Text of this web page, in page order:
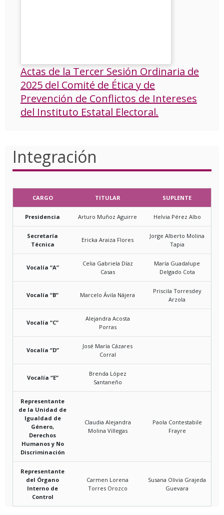
Actas de la Tercer Sesión Ordinaria de
2025 del Comité de Ética y de
Prevención de Conflictos de Intereses
del Instituto Estatal Electoral.
Integración
CARGO TITULAR SUPLENTE
Presidencia Arturo Muñoz Aguirre Helvia Pérez Albo
Secretaría
Técnica
Ericka Araiza Flores
Jorge Alberto Molina
Tapia
Vocalía “A”
Celia Gabriela Díaz
Casas
María Guadalupe
Delgado Cota
Vocalía “B” Marcelo Ávila Nájera
Priscila Torresdey
Arzola
Vocalía “C”
Alejandra Acosta
Porras
Vocalía “D”
José María Cázares
Corral
Vocalía “E”
Brenda López
Santaneño
Representante
de la Unidad de
Igualdad de
Género,
Derechos
Humanos y No
Discriminación
Claudia Alejandra
Molina Villegas
Paola Contestabile
Frayre
Representante
del Órgano
Interno de
Control
Carmen Lorena
Torres Orozco
Susana Olivia Grajeda
Guevara